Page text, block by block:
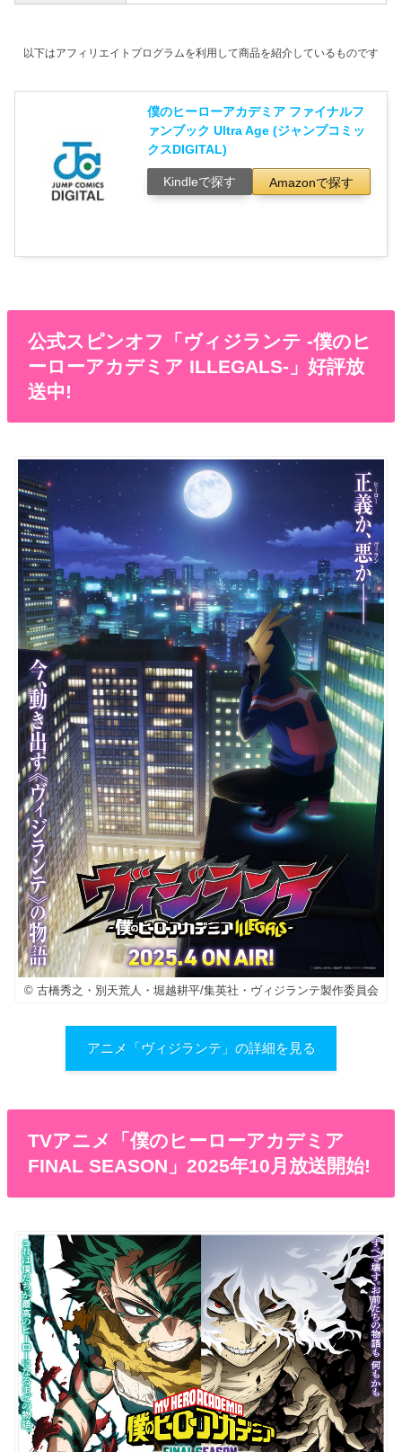
以下はアフィリエイトプログラムを利用して商品を紹介しているものです
僕のヒーローアカデミア ファイナルフ
ァンブック Ultra Age (ジャンプコミッ
クスDIGITAL)
Kindleで探す Amazonで探す
公式スピンオフ「ヴィジランテ -僕のヒ
ーローアカデミア ILLEGALS-」好評放
送中!
© 古橋秀之・別天荒人・堀越耕平/集英社・ヴィジランテ製作委員会
アニメ「ヴィジランテ」の詳細を見る
TVアニメ「僕のヒーローアカデミア
FINAL SEASON」2025年10月放送開始!